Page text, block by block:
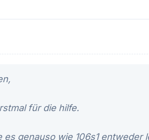
für die hilfe.
es genauso wie 106s1 entweder